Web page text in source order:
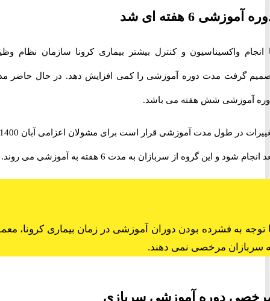
6 هفته ای شد
واکسیناسیون و کنترل بیشتر بیماری کرونا سازمان نظام وظیفه
گرفت مدت دوره آموزشی را کمی افزایش دهد. در حال حاضر مدت
آموزشی شش هفته می باشد.
تغییرات در طول مدت آموزشی قرار است برای مشولان اعزامی آبان 1400 به
شود و این گروه از سربازان به مدت 6 هفته به آموزشی می روند.
به فشرده بودن دوران آموزشی در زمان بیماری کرونا، معمولا
مرخصی نمی دهند.
دوره آموزشی سربازی